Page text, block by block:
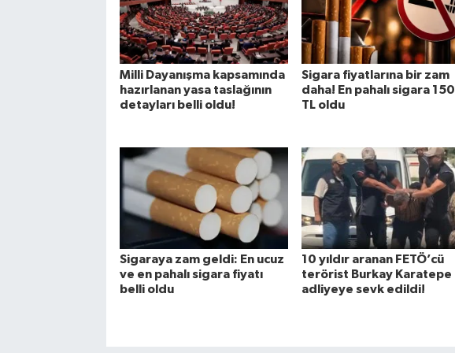
Milli Dayanışma kapsamında
hazırlanan yasa taslağının
detayları belli oldu!
Sigara fiyatlarına bir zam
daha! En pahalı sigara 150
TL oldu
Sigaraya zam geldi: En ucuz
ve en pahalı sigara fiyatı
belli oldu
10 yıldır aranan FETÖ’cü
terörist Burkay Karatepe
adliyeye sevk edildi!